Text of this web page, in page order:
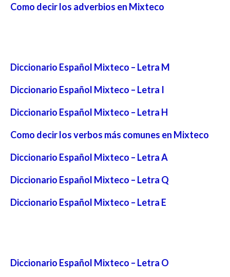
Como decir los adverbios en Mixteco
Diccionario Español Mixteco – Letra M
Diccionario Español Mixteco – Letra I
Diccionario Español Mixteco – Letra H
Como decir los verbos más comunes en Mixteco
Diccionario Español Mixteco – Letra A
Diccionario Español Mixteco – Letra Q
Diccionario Español Mixteco – Letra E
Diccionario Español Mixteco – Letra O